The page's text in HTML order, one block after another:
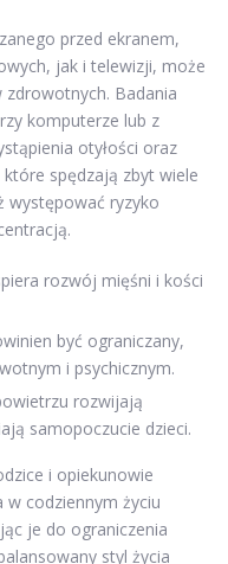
przed ekranem,
jak i telewizji, może
Badania
komputerze lub z
otyłości oraz
spędzają zbyt wiele
występować ryzyko
rozwój mięśni i kości
być ograniczany,
i psychicznym.
rozwijają
samopoczucie dzieci.
i opiekunowie
codziennym życiu
je do ograniczenia
styl życia